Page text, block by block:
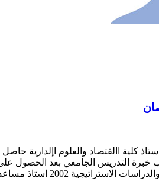
جامعة العلوم التطبيقية / قسم العلوم السياسية ...